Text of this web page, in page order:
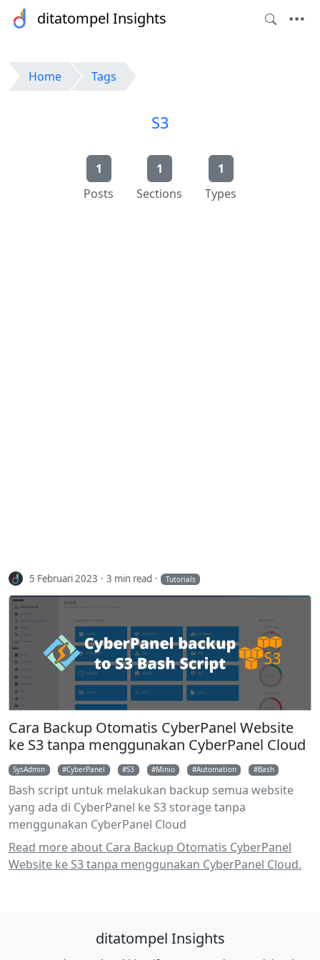
ditatompel Insights
Home Tags
S3
1
Posts
1
Sections
1
Types
5 Februari 2023 3 min read Tutorials
Cara Backup Otomatis CyberPanel Website
ke S3 tanpa menggunakan CyberPanel Cloud
SysAdmin CyberPanel S3 Minio Automation Bash
Bash script untuk melakukan backup semua website
yang ada di CyberPanel ke S3 storage tanpa
menggunakan CyberPanel Cloud
Read more about Cara Backup Otomatis CyberPanel
Website ke S3 tanpa menggunakan CyberPanel Cloud.
ditatompel Insights